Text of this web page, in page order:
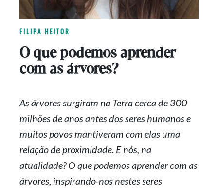
FILIPA HEITOR
O que podemos aprender
com as árvores?
As árvores surgiram na Terra cerca de 300
milhões de anos antes dos seres humanos e
muitos povos mantiveram com elas uma
relação de proximidade. E nós, na
atualidade? O que podemos aprender com as
árvores, inspirando-nosnestes seres